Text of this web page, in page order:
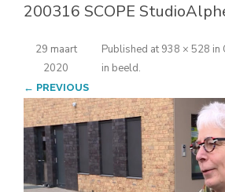
200316 SCOPE
Published
29 maart
2020
at 938 × 528 in
in beeld.
← PREVIOUS